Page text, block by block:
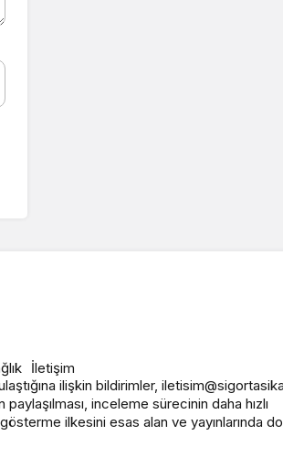
İletişim
ilişkin bildirimler,
inceleme sürecinin daha hızlı
ilkesini esas alan ve yayınlarında